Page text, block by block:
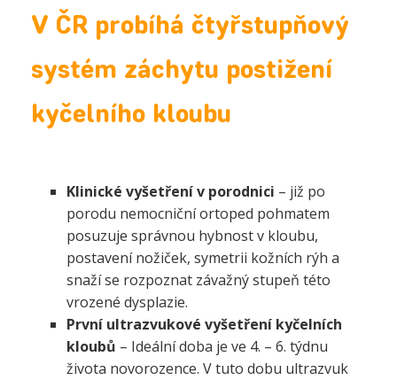
V ČR probíhá čtyřstupňový
systém záchytu postižení
kyčelního kloubu
Klinické vyšetření v porodnici – již po
porodu nemocniční ortoped pohmatem
posuzuje správnou hybnost v kloubu,
postavení nožiček, symetrii kožních rýh a
snaží se rozpoznat závažný stupeň této
vrozené dysplazie.
První ultrazvukové vyšetření kyčelních
kloubů – Ideální doba je ve 4. – 6. týdnu
života novorozence. V tuto dobu ultrazvuk